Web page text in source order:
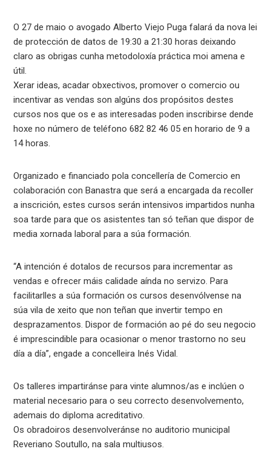
O 27 de maio o avogado Alberto Viejo Puga falará da nova lei
de protección de datos de 19:30 a 21:30 horas deixando
claro as obrigas cunha metodoloxía práctica moi amena e
útil.
Xerar ideas, acadar obxectivos, promover o comercio ou
incentivar as vendas son algúns dos propósitos destes
cursos nos que os e as interesadas poden inscribirse dende
hoxe no número de teléfono 682 82 46 05 en horario de 9 a
14 horas.
Organizado e financiado pola concellería de Comercio en
colaboración con Banastra que será a encargada da recoller
a inscrición, estes cursos serán intensivos impartidos nunha
soa tarde para que os asistentes tan só teñan que dispor de
media xornada laboral para a súa formación.
“A intención é dotalos de recursos para incrementar as
vendas e ofrecer máis calidade aínda no servizo. Para
facilitarlles a súa formación os cursos desenvólvense na
súa vila de xeito que non teñan que invertir tempo en
desprazamentos. Dispor de formación ao pé do seu negocio
é imprescindible para ocasionar o menor trastorno no seu
día a día”, engade a concelleira Inés Vidal.
Os talleres impartiránse para vinte alumnos/as e inclúen o
material necesario para o seu correcto desenvolvemento,
ademais do diploma acreditativo.
Os obradoiros desenvolveránse no auditorio municipal
Reveriano Soutullo, na sala multiusos.